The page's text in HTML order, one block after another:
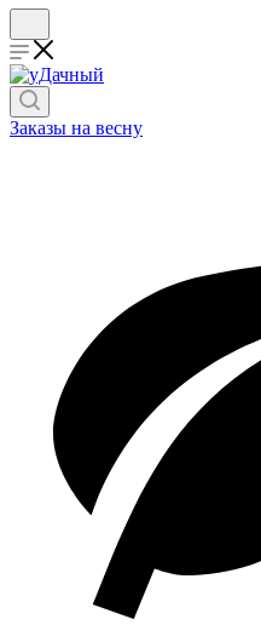
Заказы на весну